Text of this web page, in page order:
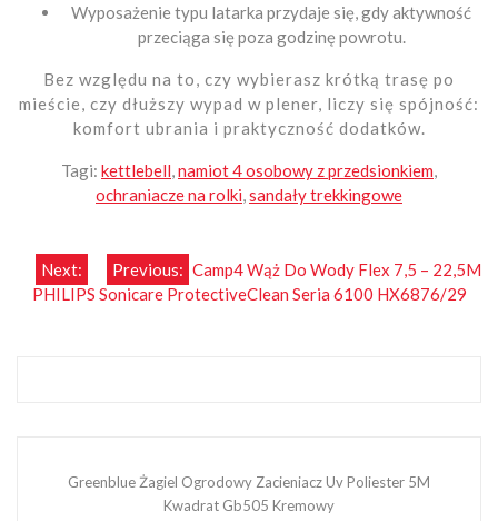
Wyposażenie typu latarka przydaje się, gdy aktywność
przeciąga się poza godzinę powrotu.
Bez względu na to, czy wybierasz krótką trasę po
mieście, czy dłuższy wypad w plener, liczy się spójność:
komfort ubrania i praktyczność dodatków.
Tagi: kettlebell,namiot 4 osobowy z przedsionkiem,
ochraniacze na rolki,sandały trekkingowe
Nawigacja
Previous: Camp4 Wąż Do Wody Flex 7,5 – 22,5M
Next:
PHILIPS Sonicare ProtectiveClean Seria 6100 HX6876/29
Greenblue Żagiel Ogrodowy Zacieniacz Uv Poliester 5M
Kwadrat Gb505 Kremowy